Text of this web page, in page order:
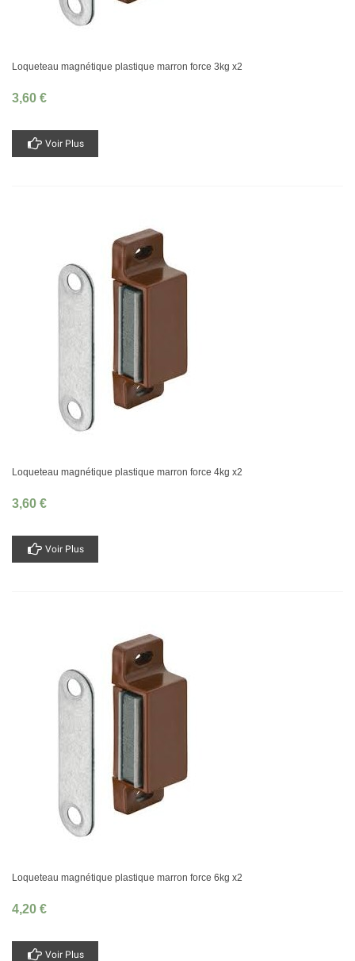
Loqueteau magnétique plastique marron force 3kg x2
3,60 €
Voir Plus
Loqueteau magnétique plastique marron force 4kg x2
3,60 €
Voir Plus
Loqueteau magnétique plastique marron force 6kg x2
4,20 €
Voir Plus